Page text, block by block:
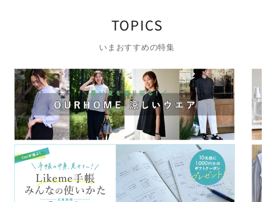
TOPICS
いまおすすめの特集